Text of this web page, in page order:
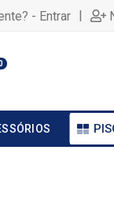
- Entrar |